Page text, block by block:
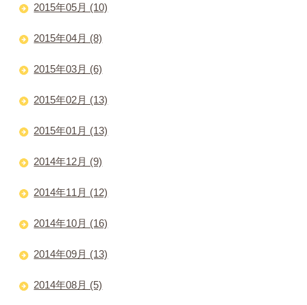
2015年05月 (10)
2015年04月 (8)
2015年03月 (6)
2015年02月 (13)
2015年01月 (13)
2014年12月 (9)
2014年11月 (12)
2014年10月 (16)
2014年09月 (13)
2014年08月 (5)